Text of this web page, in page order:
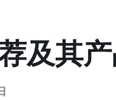
及其